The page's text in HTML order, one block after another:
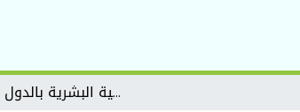
واقع وتحديات التنمية البشرية بالدول المغاربية